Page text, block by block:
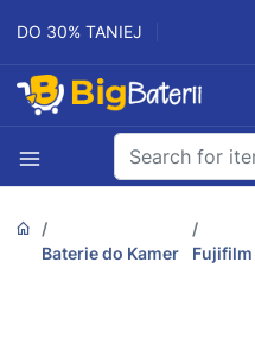
DO 30% TANIEJ
Baterie do Kamer Fujifilm